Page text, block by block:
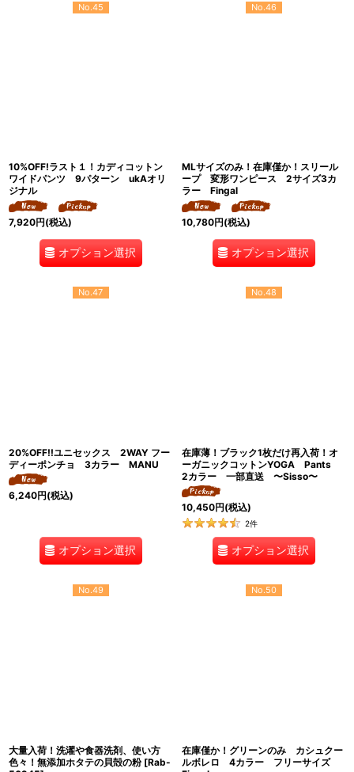
No.45
10%OFF!ラスト１！カディコットン
ワイドパンツ 9パターン ukAオリ
ジナル
7,920円(税込)
オプション選択
No.46
MLサイズのみ！在庫僅か！スリール
ープ 変形ワンピース 2サイズ3カ
ラー Fingal
10,780円(税込)
オプション選択
No.47
20%OFF!!ユニセックス 2WAY フー
ディーポンチョ 3カラー MANU
6,240円(税込)
オプション選択
No.48
在庫薄！ブラック1枚だけ再入荷！オ
ーガニックコットンYOGA Pants
2カラー 一部直送 〜Sisso〜
10,450円(税込)
2件
オプション選択
No.49
大量入荷！洗濯や食器洗剤、使い方
色々！無添加ホタテの貝殻の粉 [Rab-
No.50
在庫僅か！グリーンのみ カシュクー
ルボレロ 4カラー フリーサイズ